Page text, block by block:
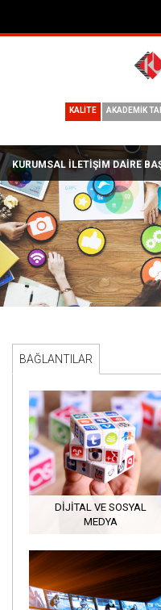
AKADEMİK
KALİTE
KURUMSAL İLETIŞIM DAIRE
BAĞLANTILAR
DİJİTAL VE SOSYAL
MEDYA